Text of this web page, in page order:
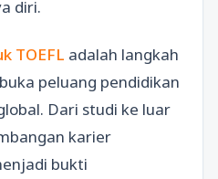
diri.
TOEFL adalah langkah
peluang pendidikan
Dari studi ke luar
karier
bukti